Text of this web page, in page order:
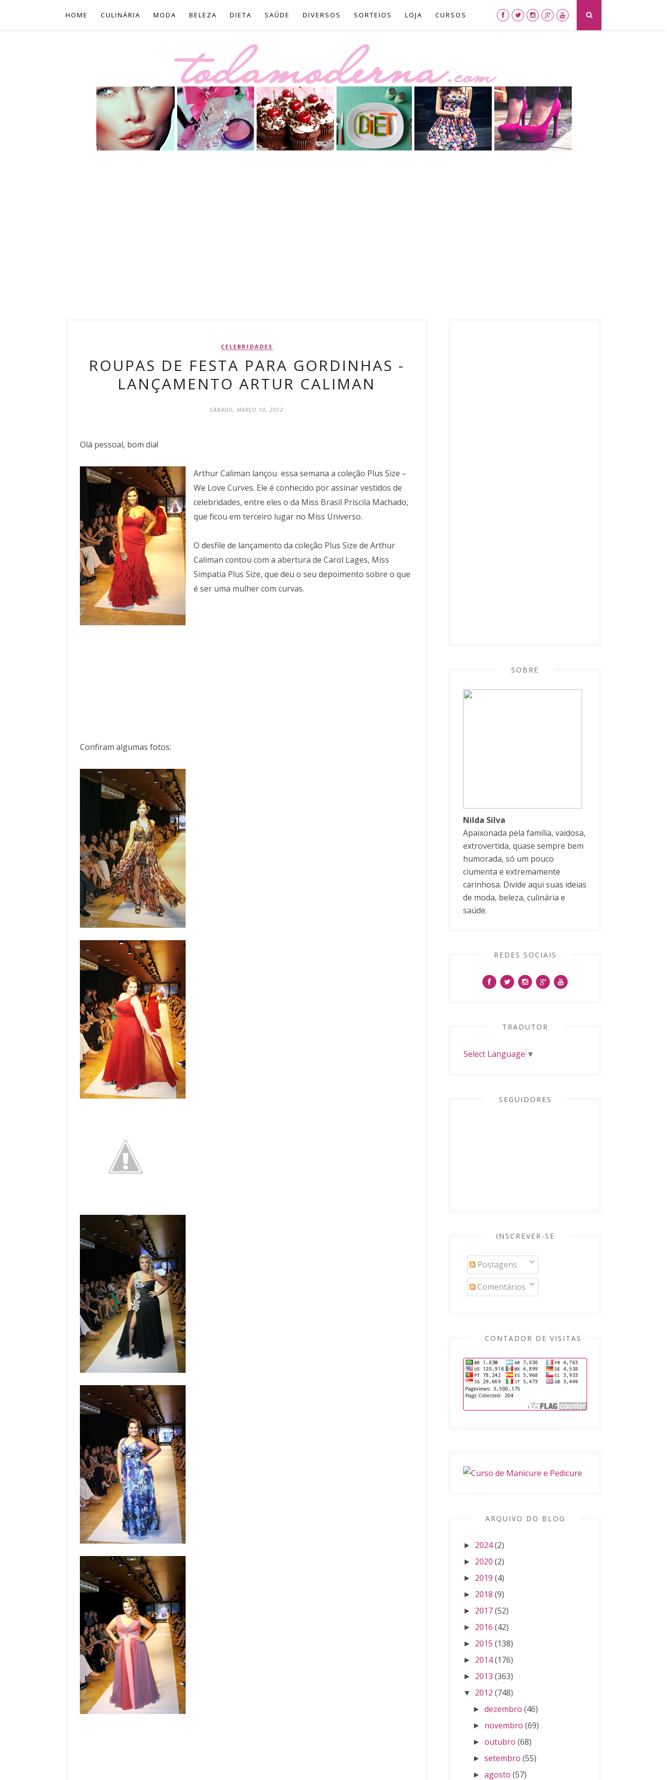
HOME CULINÁRIA MODA BELEZA DIETA SAÚDE DIVERSOS SORTEIOS LOJA CURSOS
CELEBRIDADES
ROUPAS DE FESTA PARA GORDINHAS -
LANÇAMENTO ARTUR CALIMAN
SÁBADO, MARÇO 10, 2012
Olá pessoal, bom dia!
Arthur Caliman lançou essa semana a coleção Plus Size –
We Love Curves. Ele é conhecido por assinar vestidos de
celebridades, entre eles o da Miss Brasil Priscila Machado,
que ficou em terceiro lugar no Miss Universo.
O desfile de lançamento da coleção Plus Size de Arthur
Caliman contou com a abertura de Carol Lages, Miss
Simpatia Plus Size, que deu o seu depoimento sobre o que
é ser uma mulher com curvas.
Confiram algumas fotos:
SOBRE
Nilda Silva
Apaixonada pela família, vaidosa,
extrovertida, quase sempre bem
humorada, só um pouco
ciumenta e extremamente
carinhosa. Divide aqui suas ideias
de moda, beleza, culinária e
saúde.
REDES SOCIAIS
TRADUTOR
Select Language ▼
SEGUIDORES
INSCREVER-SE
Postagens
Comentários
CONTADOR DE VISITAS
ARQUIVO DO BLOG
► 2024(2)
► 2020 (2)
► 2019 (4)
► 2018 (9)
► 2017(52)
► 2016 (42)
► 2015 (138)
► 2014(176)
► 2013 (363)
▼ 2012 (748)
►dezembro (46)
► novembro (69)
►outubro (68)
►setembro (55)
►agosto (57)